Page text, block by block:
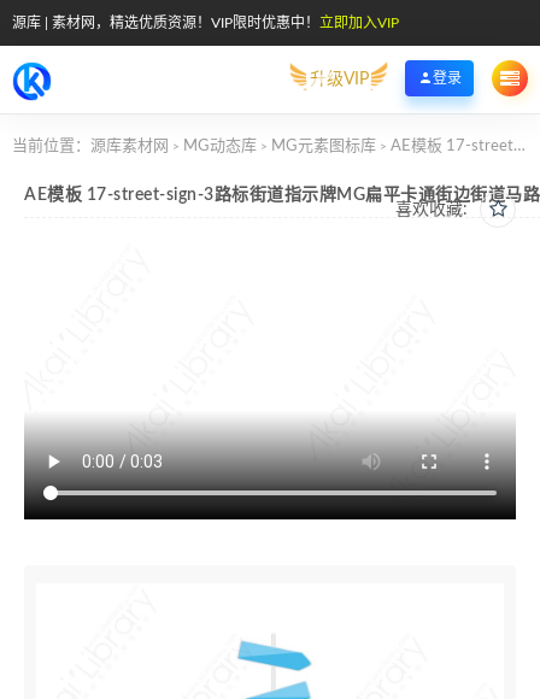
源库 | 素材网，精选优质资源！VIP限时优惠中！ 立即加入VIP
升级VIP 登录
当前位置： 源库素材网 > MG动态库 > MG元素图标库 > AE模板 17-street-sign-3路标街道指示牌MG扁平卡通街边街道马路公园元素图标
喜欢收藏:
AE模板 17-street-sign-3路标街道指示牌MG扁平卡通街边街道马